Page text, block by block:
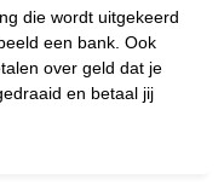
die wordt uitgekeerd
een bank. Ook
over geld dat je
en betaal jij